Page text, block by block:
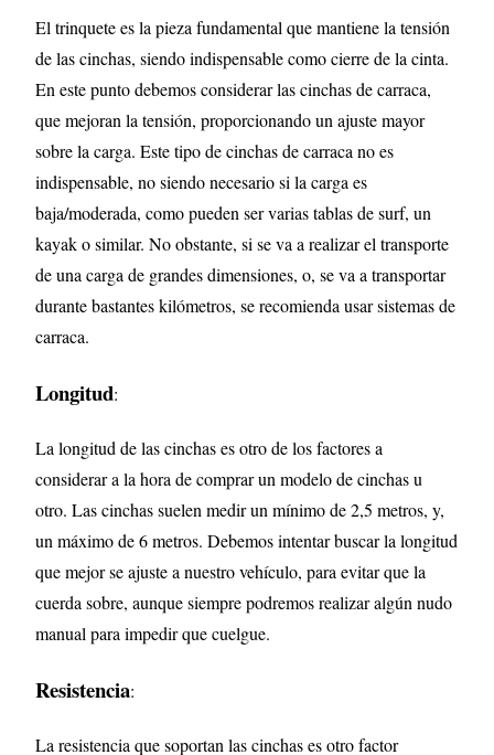
El trinquete es la pieza fundamental que mantiene la tensión
de las cinchas, siendo indispensable como cierre de la cinta.
En este punto debemos considerar las cinchas de carraca,
que mejoran la tensión, proporcionando un ajuste mayor
sobre la carga. Este tipo de cinchas de carraca no es
indispensable, no siendo necesario si la carga es
baja/moderada, como pueden ser varias tablas de surf, un
kayak o similar. No obstante, si se va a realizar el transporte
de una carga de grandes dimensiones, o, se va a transportar
durante bastantes kilómetros, se recomienda usar sistemas de
carraca.
Longitud:
La longitud de las cinchas es otro de los factores a
considerar a la hora de comprar un modelo de cinchas u
otro. Las cinchas suelen medir un mínimo de 2,5 metros, y,
un máximo de 6 metros. Debemos intentar buscar la longitud
que mejor se ajuste a nuestro vehículo, para evitar que la
cuerda sobre, aunque siempre podremos realizar algún nudo
manual para impedir que cuelgue.
Resistencia:
La resistencia que soportan las cinchas es otro factor